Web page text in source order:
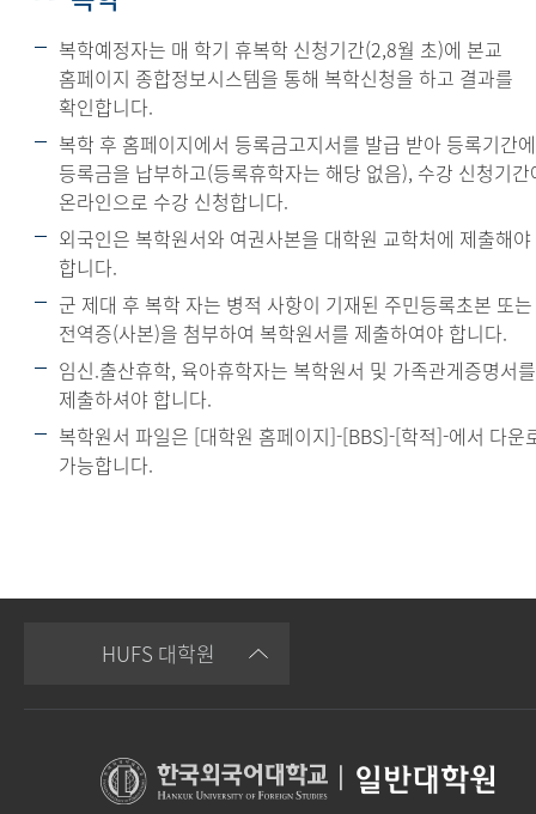
복학예정자는 매 학기 휴복학 신청기간(2,8월 초)에 본교
홈페이지 종합정보시스템을 통해 복학신청을 하고 결과를
확인합니다.
복학 후 홈페이지에서 등록금고지서를 발급 받아 등록기간에
등록금을 납부하고(등록휴학자는 해당 없음), 수강 신청기간
온라인으로 수강 신청합니다.
외국인은 복학원서와 여권사본을 대학원 교학처에 제출해야
합니다.
군 제대 후 복학 자는 병적 사항이 기재된 주민등록초본 또는
전역증(사본)을 첨부하여 복학원서를 제출하여야 합니다.
임신.출산휴학, 육아휴학자는 복학원서 및 가족관게증명서를
제출하셔야 합니다.
복학원서 파일은 [대학원 홈페이지]-[BBS]-[학적]-에서 다운
가능합니다.
HUFS 대학원
일반대학원